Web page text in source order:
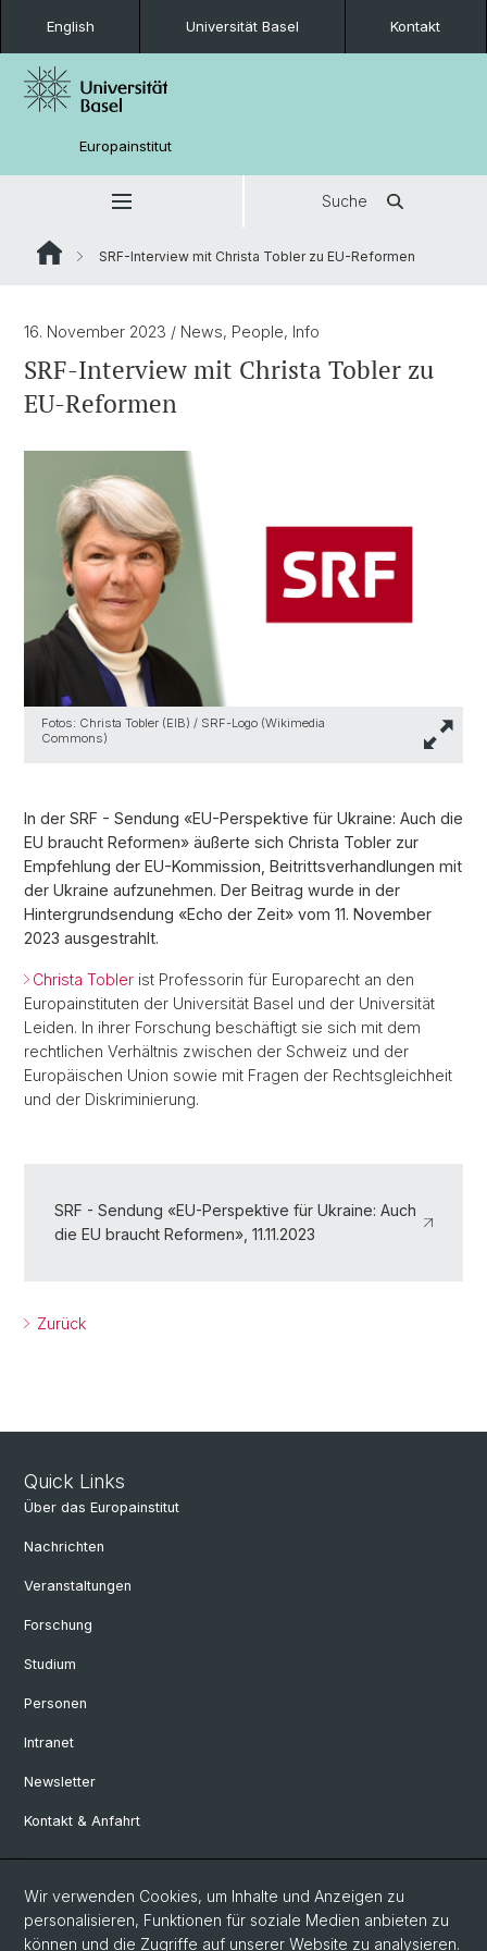
English Universität Basel Kontakt
Europainstitut
Suche
SRF-Interview mit Christa Tobler zu EU-Reformen
16. November 2023 / News, People, Info
SRF-Interview mit Christa Tobler zu
EU-Reformen
Fotos: Christa Tobler (EIB) / SRF-Logo (Wikimedia
Commons)
In der SRF - Sendung «EU-Perspektive für Ukraine: Auch die
EU braucht Reformen» äußerte sich Christa Tobler zur
Empfehlung der EU-Kommission, Beitrittsverhandlungen mit
der Ukraine aufzunehmen. Der Beitrag wurde in der
Hintergrundsendung «Echo der Zeit» vom 11. November
2023 ausgestrahlt.
Christa Tobler ist Professorin für Europarecht an den
Europainstituten der Universität Basel und der Universität
Leiden. In ihrer Forschung beschäftigt sie sich mit dem
rechtlichen Verhältnis zwischen der Schweiz und der
Europäischen Union sowie mit Fragen der Rechtsgleichheit
und der Diskriminierung.
SRF - Sendung «EU-Perspektive für Ukraine: Auch
die EU braucht Reformen», 11.11.2023
Zurück
Quick Links
Über das Europainstitut
Nachrichten
Veranstaltungen
Forschung
Studium
Personen
Intranet
Newsletter
Kontakt & Anfahrt
Social Media
Facebook
Wir verwenden Cookies, um Inhalte und Anzeigen zu
personalisieren, Funktionen für soziale Medien anbieten zu
können und die Zugriffe auf unserer Website zu analysieren.